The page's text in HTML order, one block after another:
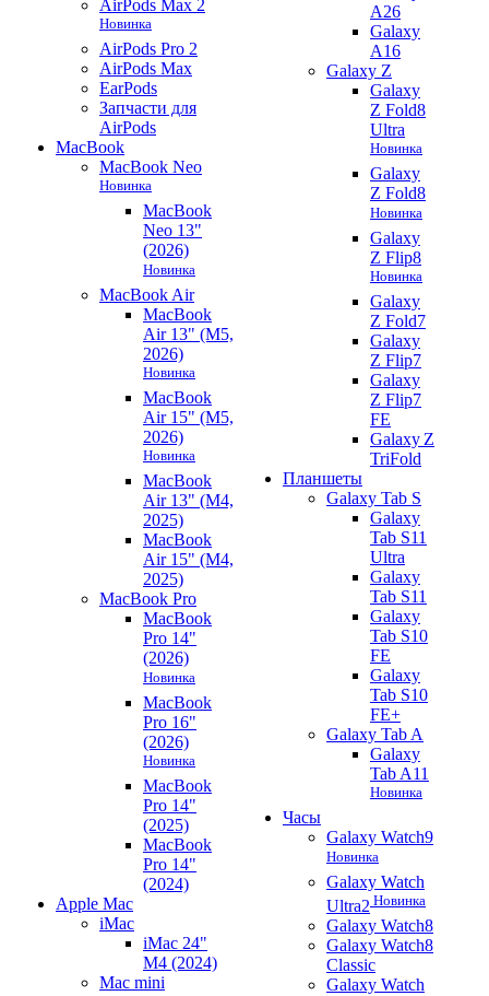
AirPods Max 2
Новинка
AirPods Pro 2
AirPods Max
EarPods
Запчасти для
AirPods
MacBook
MacBook Neo
Новинка
MacBook
Neo 13"
(2026)
Новинка
MacBook Air
MacBook
Air 13" (M5,
2026)
Новинка
MacBook
Air 15" (M5,
2026)
Новинка
MacBook
Air 13" (M4,
2025)
MacBook
Air 15" (M4,
2025)
MacBook Pro
MacBook
Pro 14"
(2026)
Новинка
MacBook
Pro 16"
(2026)
Новинка
MacBook
Pro 14"
(2025)
MacBook
Pro 14"
(2024)
Apple Mac
iMac
iMac 24"
M4 (2024)
Mac mini
A26
Galaxy
A16
Galaxy Z
Galaxy
Z Fold8
Ultra
Новинка
Galaxy
Z Fold8
Новинка
Galaxy
Z Flip8
Новинка
Galaxy
Z Fold7
Galaxy
Z Flip7
Galaxy
Z Flip7
FE
Galaxy Z
TriFold
Планшеты
Galaxy Tab S
Galaxy
Tab S11
Ultra
Galaxy
Tab S11
Galaxy
Tab S10
FE
Galaxy
Tab S10
FE+
Galaxy Tab A
Galaxy
Tab A11
Новинка
Часы
Galaxy Watch9
Новинка
Galaxy Watch
Ultra2 Новинка
Galaxy Watch8
Galaxy Watch8
Classic
Galaxy Watch